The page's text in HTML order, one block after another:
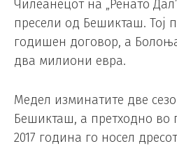
Чилеанецот на „Ренато
пресели од Бешикташ. Тој
годишен договор, а
два милиони евра.
Медел изминатите две
Бешикташ, а претходно во
2017 година го носел